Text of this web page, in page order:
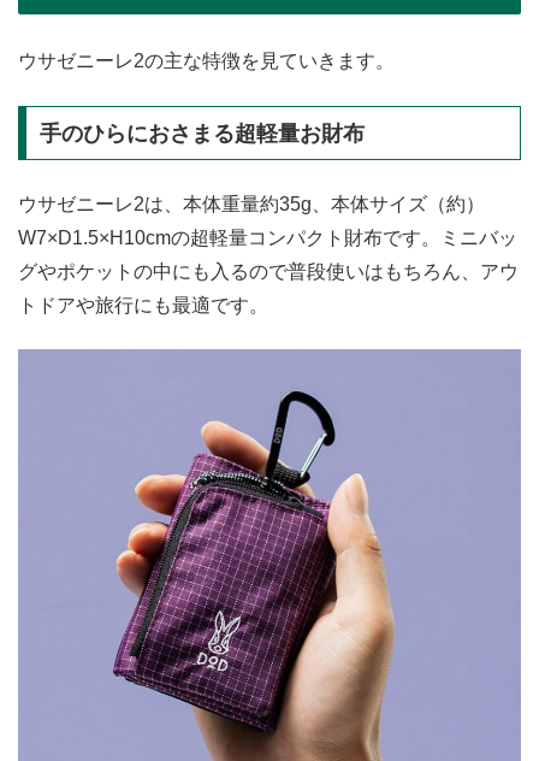
ウサゼニーレ2の主な特徴を見ていきます。
手のひらにおさまる超軽量お財布
ウサゼニーレ2は、本体重量約35g、本体サイズ（約）
W7×D1.5×H10cmの超軽量コンパクト財布です。ミニバッ
グやポケットの中にも入るので普段使いはもちろん、アウ
トドアや旅行にも最適です。